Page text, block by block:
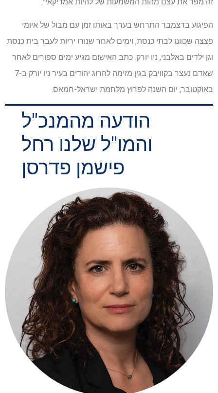
זה מפר את עצם מהות המשמעות של להיות אמריקאי".
הפיגוע בדצמבר התרחש בערך באותו זמן עם מבול של איומי
פצצה שכוונו לבתי כנסת, וימים לאחר שנורו יריות לעבר בית כנסת
וגן ילדים באלבני, ניו יורק. כתב האישום מגיע ימים ספורים לאחר
שאדם נעצר בקוויבק בגין מזימה להרוג יהודים בעיר ניו יורק ב-7
באוקטובר, יום השנה לפרוץ מלחמת ישראל-חמאס.
הודעה מהמנכ"ל
והמו"ל שלנו רחל
פישמן פדרסן